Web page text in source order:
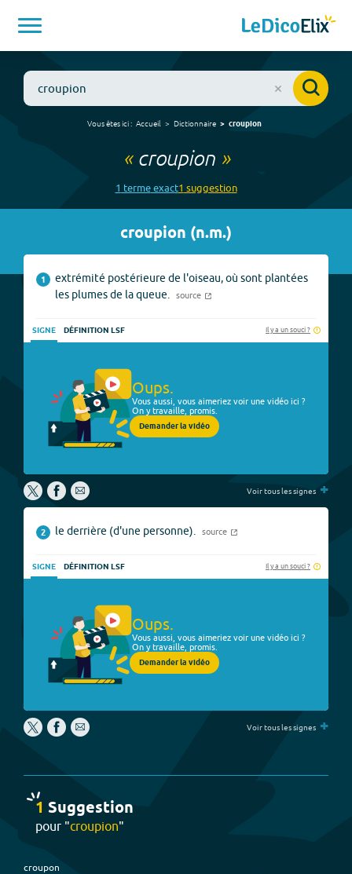
Vous êtes ici : Accueil Dictionnaire croupion
« croupion»
1 termeexact1 suggestion
croupion (n.m.)
1
extrémité postérieure de l'oiseau, où sont plantées
les plumes de la queue.
source
SIGNE DÉFINITION LSF Il y a un souci ?
Oups.
Vous aussi, vous aimeriez voir une vidéo ici ?
On y travaille, promis.
Demander la vidéo
Voir tous les signes +
2 le derrière (d'une personne). source
SIGNE DÉFINITION LSF Il y a un souci ?
Oups.
Vous aussi, vous aimeriez voir une vidéo ici ?
On y travaille, promis.
Demander la vidéo
Voir tous les signes +
1 Suggestion
pour "croupion"
croupon